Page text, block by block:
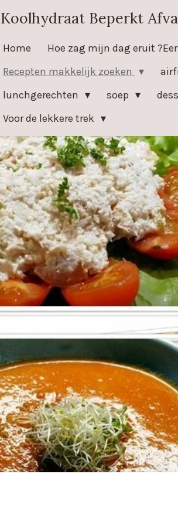
Koolhydraat Beperkt
Home Hoe zag mijn dag eruit
Recepten makkelijk zoeken
lunchgerechten
soep
Voor de lekkere trek